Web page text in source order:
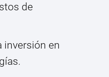
de
inversión en